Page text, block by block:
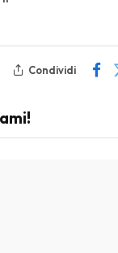
Condividi